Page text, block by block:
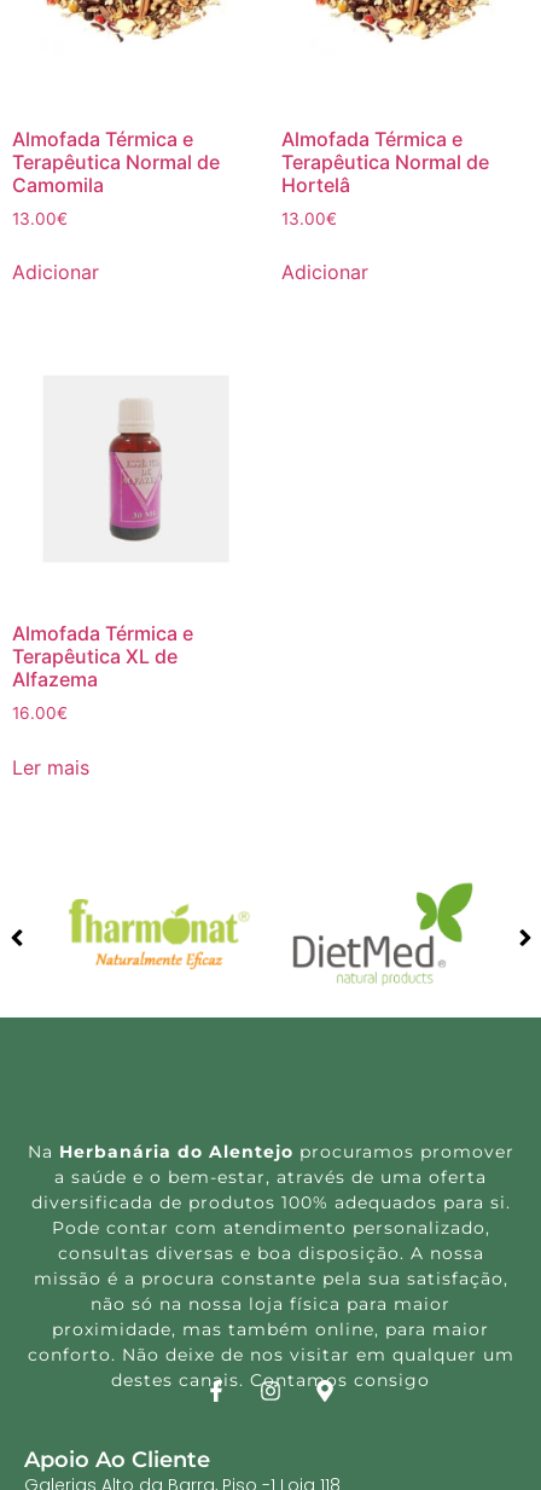
Almofada Térmica e
Terapêutica Normal de
Camomila
13.00€
Adicionar
Almofada Térmica e
Terapêutica Normal de
Hortelâ
13.00€
Adicionar
Almofada Térmica e
Terapêutica XL de
Alfazema
16.00€
Ler mais
Na Herbanária do Alentejo procuramos promover
a saúde e o bem-estar, através de uma oferta
diversificada de produtos 100% adequados para si.
Pode contar com atendimento personalizado,
consultas diversas e boa disposição. A nossa
missão é a procura constante pela sua satisfação,
não só na nossa loja física para maior
proximidade, mas também online, para maior
conforto. Não deixe de nos visitar em qualquer um
destes canais. Contamos consigo
Apoio Ao Cliente